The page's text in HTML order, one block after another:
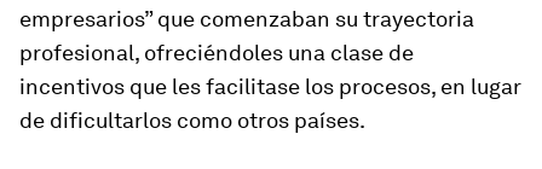
empresarios” que comenzaban su trayectoria
profesional, ofreciéndoles una clase de
incentivos que les facilitase los procesos, en lugar
de dificultarlos como otros países.